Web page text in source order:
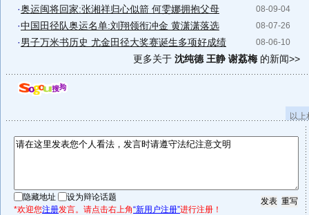
08-09-04
·奥运闽将回家:张湘祥归心似箭 何雯娜拥抱父母
08-07-26
·中国田径队奥运名单:刘翔领衔冲金 黄潇潇落选
08-06-10
·男子万米书历史 尤金田径大奖赛诞生多项好成绩
更多关于 沈纯德 王静 谢荔梅的新闻>>
以
隐藏地址
设为辩论话题
*欢迎您注册发言。请点击右上角“新用户注册”进行注册！